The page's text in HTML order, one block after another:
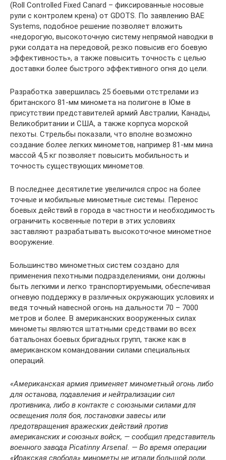
(Roll Controlled Fixed Canard – фиксированные носовые
рули с контролем крена) от GDOTS. По заявлению BAE
Systems, подобное решение позволяет вложить
«недорогую, высокоточную систему непрямой наводки в
руки солдата на передовой, резко повысив его боевую
эффективность», а также повысить точность с целью
доставки более быстрого эффективного огня до цели.
Разработка завершилась 25 боевыми отстрелами из
британского 81-мм миномета на полигоне в Юме в
присутствии представителей армий Австралии, Канады,
Великобритании и США, а также корпуса морской
пехоты. Стрельбы показали, что вполне возможно
создание более легких минометов, например 81-мм мина
массой 4,5 кг позволяет повысить мобильность и
точность существующих минометов.
В последнее десятилетие увеличился спрос на более
точные и мобильные минометные системы. Перенос
боевых действий в города в частности и необходимость
ограничить косвенные потери в этих условиях
заставляют разрабатывать высокоточное минометное
вооружение.
Большинство минометных систем создано для
применения пехотными подразделениями, они должны
быть легкими и легко транспортируемыми, обеспечивая
огневую поддержку в различных окружающих условиях и
ведя точный навесной огонь на дальности 70 – 7000
метров и более. В американских вооруженных силах
минометы являются штатными средствами во всех
батальонах боевых бригадных групп, также как в
американском командовании силами специальных
операций.
«Американская армия применяет минометный огонь либо
для останова, подавления и нейтрализации сил
противника, либо в контакте с союзными силами для
освещения поля боя, постановки завесы или
предотвращения вражеских действий против
американских и союзных войск, — сообщил представитель
военного завода Picatinny Arsenal. — Во время операции
«Иракская свобода» минометы не играли большой роли,